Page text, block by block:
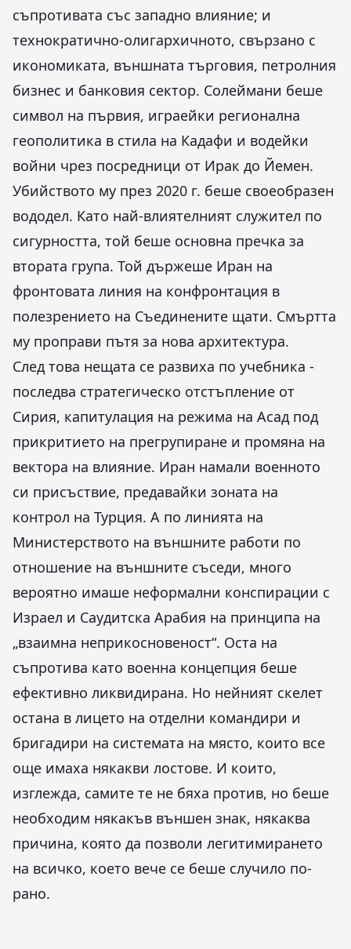
съпротивата със западно влияние; и
технократично-олигархичното, свързано с
икономиката, външната търговия, петролния
бизнес и банковия сектор. Солеймани беше
символ на първия, играейки регионална
геополитика в стила на Кадафи и водейки
войни чрез посредници от Ирак до Йемен.
Убийството му през 2020 г. беше своеобразен
вододел. Като най-влиятелният служител по
сигурността, той беше основна пречка за
втората група. Той държеше Иран на
фронтовата линия на конфронтация в
полезрението на Съединените щати. Смъртта
му проправи пътя за нова архитектура.
След това нещата се развиха по учебника -
последва стратегическо отстъпление от
Сирия, капитулация на режима на Асад под
прикритието на прегрупиране и промяна на
вектора на влияние. Иран намали военното
си присъствие, предавайки зоната на
контрол на Турция. А по линията на
Министерството на външните работи по
отношение на външните съседи, много
вероятно имаше неформални конспирации с
Израел и Саудитска Арабия на принципа на
„взаимна неприкосновеност“. Оста на
съпротива като военна концепция беше
ефективно ликвидирана. Но нейният скелет
остана в лицето на отделни командири и
бригадири на системата на място, които все
още имаха някакви лостове. И които,
изглежда, самите те не бяха против, но беше
необходим някакъв външен знак, някаква
причина, която да позволи легитимирането
на всичко, което вече се беше случило по-
рано.